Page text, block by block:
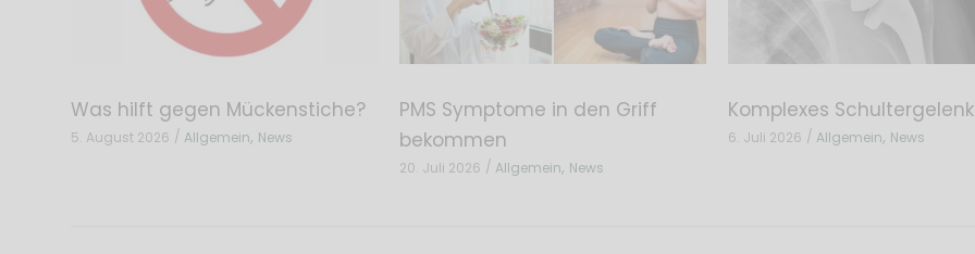
Was hilft gegen Mückenstiche?
5. August 2026 Allgemein, News
PMS Symptome in den Griff
bekommen
20. Juli 2026 Allgemein, News
Komplexes Schultergelenk
6. Juli 2026 Allgemein, News